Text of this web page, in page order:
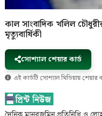
কাল সাংবাদিক খলিল
মৃত্যুবার্ষিকী
সোশ্যাল শেয়ার কার্ড
এই কার্ডটি সোশ্যাল মিডিয়ায়